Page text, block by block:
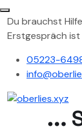
Du brauchst
Erstgespräch
05223-
...